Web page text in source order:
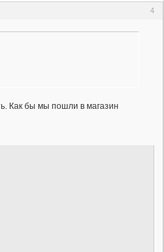
4
Как бы мы пошли в магазин